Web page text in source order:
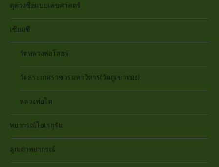
ดูดวงชื่อแบบเลขศาสตร์
เซียมซี
วัดหลวงพ่อโสธร
วัดสระเกศราชวรมหาวิหาร(วัดภูเขาทอง)
หลวงพ่อโต
พยากรณ์โอเรกุรัม
ลูกเต๋าพยากรณ์